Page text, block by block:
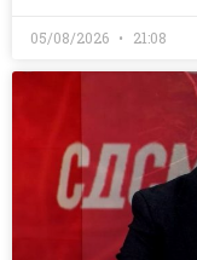
05/08/2026 21:08